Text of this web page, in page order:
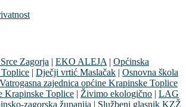
Zagorja | EKO ALEJA | Općinska
| Dječji vrtić Maslačak | Osnovna škola
Vatrogasna zajednica općine Krapinske Toplice
Krapinske Toplice | Živimo ekologično | LAG
zagorska županija | Službeni glasnik KZŽ